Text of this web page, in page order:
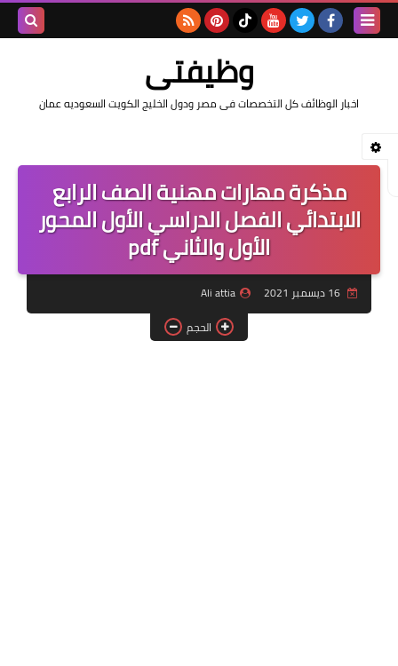
وظيفتى
اخبار الوظائف كل التخصصات فى مصر ودول الخليج الكويت السعوديه عمان
مذكرة مهارات مهنية الصف الرابع
الابتدائي الفصل الدراسي الأول المحور
الأول والثاني pdf
16 ديسمبر 2021
Ali attia
الحجم